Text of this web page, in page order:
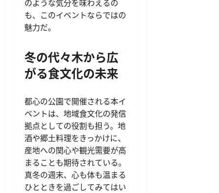
のような気分を味わえるの
も、このイベントならではの
魅力だ。
冬の代々木から広
がる食文化の未来
都心の公園で開催される本イ
ベントは、地域食文化の発信
拠点としての役割も担う。地
酒や郷土料理をきっかけに、
産地への関心や観光需要が高
まることも期待されている。
真冬の週末、心も体も温まる
ひとときを過ごしてみてはい